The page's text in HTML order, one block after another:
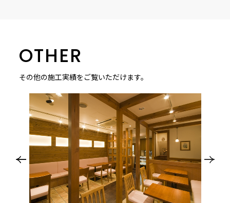
OTHER
その他の施工実績をご覧いただけます。